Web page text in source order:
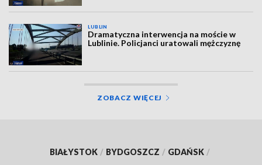
LUBLIN
Dramatyczna interwencja na moście w
Lublinie. Policjanci uratowali mężczyznę
ZOBACZ WIĘCEJ
BIAŁYSTOK / BYDGOSZCZ / GDAŃSK /